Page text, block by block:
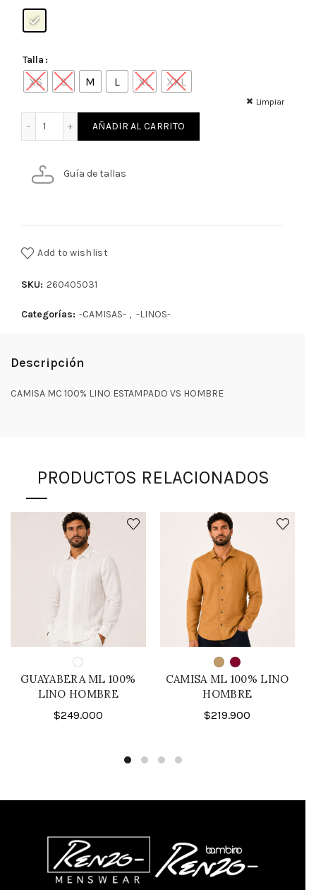
Talla
XS S M L XL XXL
Limpiar
CAMISA MC 100% LINO ESTAMPADO VS HOMBRE cantidad
AÑADIR AL CARRITO
Guía de tallas
Add to wishlist
SKU: 260405031
Categorías: -CAMISAS- , -LINOS-
Descripción
CAMISA MC 100% LINO ESTAMPADO VS HOMBRE
PRODUCTOS RELACIONADOS
GUAYABERA ML 100%
LINO HOMBRE
$249.000
CAMISA ML 100% LINO
HOMBRE
$219.900